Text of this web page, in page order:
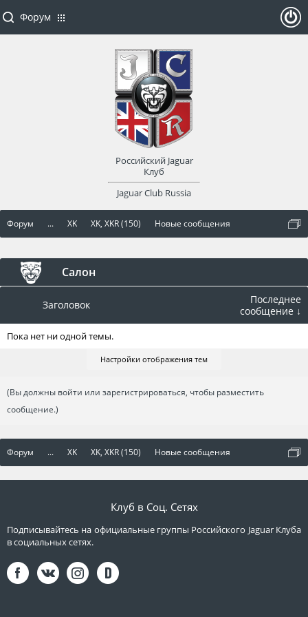
Форум ... XK XK, XKR (150) Новые сообщения
Салон
Заголовок
Последнее
сообщение ↓
Пока нет ни одной темы.
Настройки отображения тем
(Вы должны войти или зарегистрироваться, чтобы разместить
сообщение.)
Форум ... XK XK, XKR (150) Новые сообщения
Форум
Российский Jaguar
Клуб
Jaguar Club Russia
оват
Клуб в Соц. Сетях
Подписывайтесь на официальные группы Российского Jaguar Клуба
в социальных сетях.